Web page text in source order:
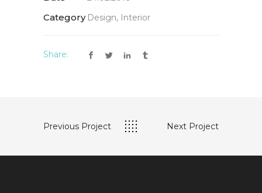
Category Design, Interior
Share:
Previous Project Next Project